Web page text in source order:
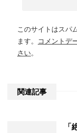
このサイトはスパ
ます。
コメントデ
さい。
関連記事
「